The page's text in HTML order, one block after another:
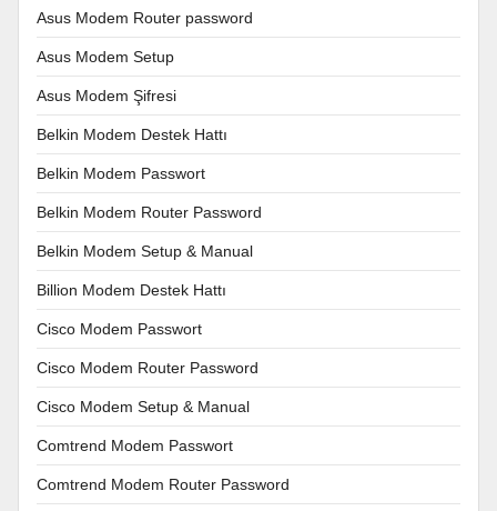
Asus Modem Router password
Asus Modem Setup
Asus Modem Şifresi
Belkin Modem Destek Hattı
Belkin Modem Passwort
Belkin Modem Router Password
Belkin Modem Setup & Manual
Billion Modem Destek Hattı
Cisco Modem Passwort
Cisco Modem Router Password
Cisco Modem Setup & Manual
Comtrend Modem Passwort
Comtrend Modem Router Password